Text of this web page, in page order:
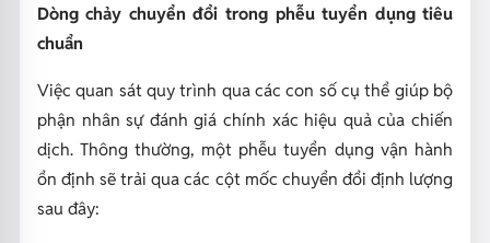
Dòng chảy chuyển đổi trong phễu tuyển dụng tiêu
chuẩn
Việc quan sát quy trình qua các con số cụ thể giúp bộ
phận nhân sự đánh giá chính xác hiệu quả của chiến
dịch. Thông thường, một phễu tuyển dụng vận hành
ổn định sẽ trải qua các cột mốc chuyển đổi định lượng
sau đây: